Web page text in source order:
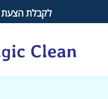
לקבלת הצעת מחיר